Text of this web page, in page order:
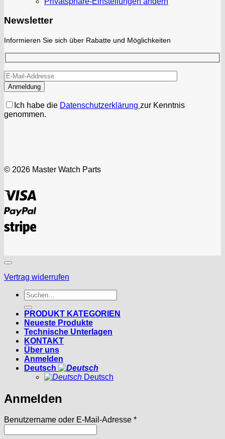
Newsletter
Informieren Sie sich über Rabatte und Möglichkeiten
Ich habe die Datenschutzerklärung zur Kenntnis
genommen.
© 2026 Master Watch Parts
PayPal
Stripe
Vertrag widerrufen
Suchen
nach:
PRODUKT KATEGORIEN
Neueste Produkte
Technische Unterlagen
KONTAKT
Über uns
Anmelden
Deutsch
Deutsch
Anmelden
Benutzername oder E-Mail-Adresse *Erforderlich